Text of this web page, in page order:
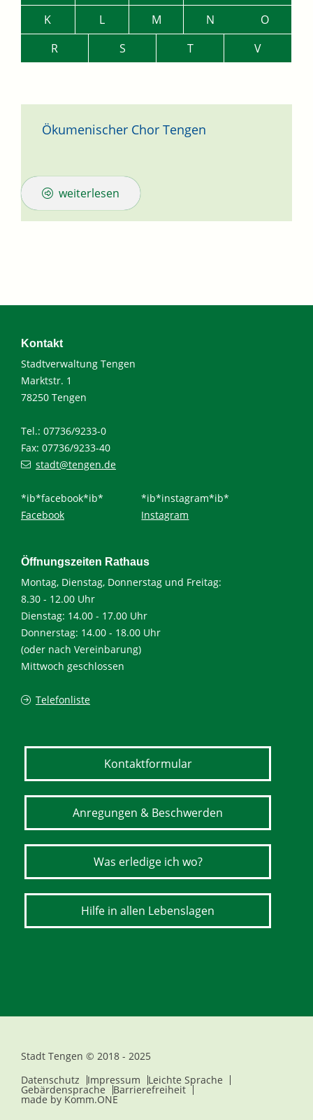
K
L M N
O
R
S T V
Ökumenischer Chor Tengen
weiterlesen
Kontakt
Stadtverwaltung Tengen
Marktstr. 1
78250 Tengen
Tel.: 07736/9233-0
Fax: 07736/9233-40
stadt@tengen.de
*ib*facebook*ib*
Facebook
*ib*instagram*ib*
Instagram
Öffnungszeiten Rathaus
Montag, Dienstag, Donnerstag und Freitag:
8.30 - 12.00 Uhr
Dienstag: 14.00 - 17.00 Uhr
Donnerstag: 14.00 - 18.00 Uhr
(oder nach Vereinbarung)
Mittwoch geschlossen
Telefonliste
Kontaktformular
Anregungen & Beschwerden
Was erledige ich wo?
Hilfe in allen Lebenslagen
Stadt Tengen © 2018 - 2025
Datenschutz
Impressum Leichte Sprache
Gebärdensprache Barrierefreiheit
made by Komm.ONE